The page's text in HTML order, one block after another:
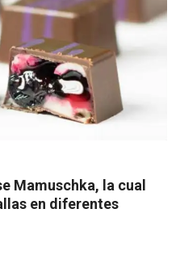
Mamuschka, la cual
en diferentes